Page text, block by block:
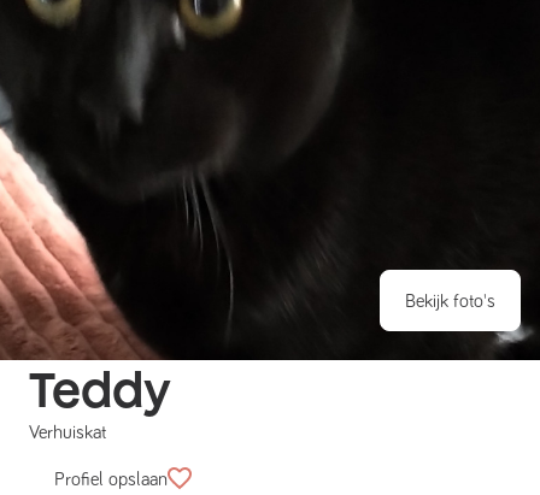
Bekijk foto's
Teddy
Verhuiskat
Profiel opslaan